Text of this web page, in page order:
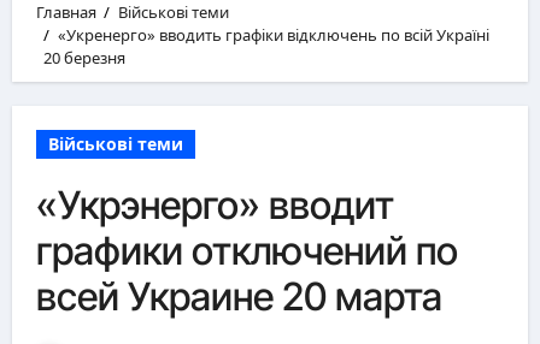
Главная
Військові теми
«Укренерго» вводить графіки відключень по всій Україні
20 березня
Військові теми
«Укрэнерго» вводит
графики отключений по
всей Украине 20 марта